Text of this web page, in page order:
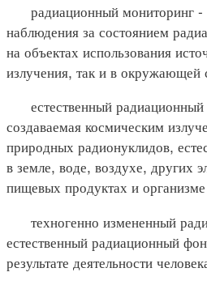
радиационный мониторинг -
наблюдения за состоянием
на объектах использования
излучения, так и в окружающей
естественный радиационный
создаваемая космическим
природных радионуклидов,
в земле, воде, воздухе, других
пищевых продуктах и
техногенно измененный
естественный радиационный
результате деятельности